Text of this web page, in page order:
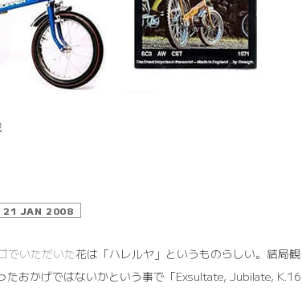
21 JAN 2008
でいただいた花は「ハレルヤ」というものらしい。結局
たおかげではないかという事で「Exsultate, Jubilate,